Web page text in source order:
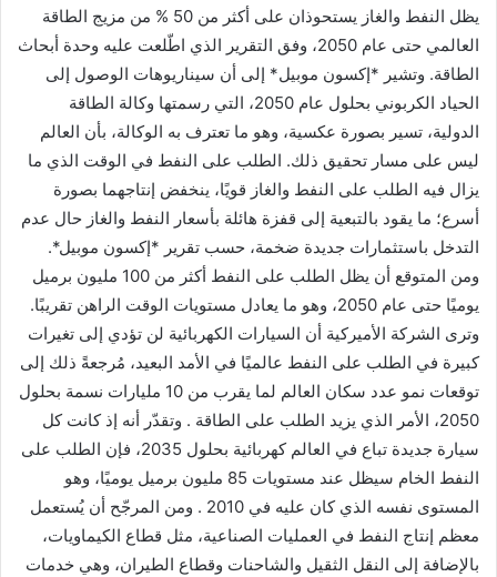
يظل النفط والغاز يستحوذان على أكثر من 50 % من مزيج الطاقة
العالمي حتى عام 2050، وفق التقرير الذي اطّلعت عليه وحدة أبحاث
الطاقة. وتشير *إكسون موبيل* إلى أن سيناريوهات الوصول إلى
الحياد الكربوني بحلول عام 2050، التي رسمتها وكالة الطاقة
الدولية، تسير بصورة عكسية، وهو ما تعترف به الوكالة، بأن العالم
ليس على مسار تحقيق ذلك. الطلب على النفط في الوقت الذي ما
يزال فيه الطلب على النفط والغاز قويًا، ينخفض إنتاجهما بصورة
أسرع؛ ما يقود بالتبعية إلى قفزة هائلة بأسعار النفط والغاز حال عدم
التدخل باستثمارات جديدة ضخمة، حسب تقرير *إكسون موبيل*.
ومن المتوقع أن يظل الطلب على النفط أكثر من 100 مليون برميل
يوميًا حتى عام 2050، وهو ما يعادل مستويات الوقت الراهن تقريبًا.
وترى الشركة الأميركية أن السيارات الكهربائية لن تؤدي إلى تغيرات
كبيرة في الطلب على النفط عالميًا في الأمد البعيد، مُرجعةً ذلك إلى
توقعات نمو عدد سكان العالم لما يقرب من 10 مليارات نسمة بحلول
2050، الأمر الذي يزيد الطلب على الطاقة . وتقدّر أنه إذ كانت كل
سيارة جديدة تباع في العالم كهربائية بحلول 2035، فإن الطلب على
النفط الخام سيظل عند مستويات 85 مليون برميل يوميًا، وهو
المستوى نفسه الذي كان عليه في 2010 . ومن المرجّح أن يُستعمل
معظم إنتاج النفط في العمليات الصناعية، مثل قطاع الكيماويات،
بالإضافة إلى النقل الثقيل والشاحنات وقطاع الطيران، وهي خدمات